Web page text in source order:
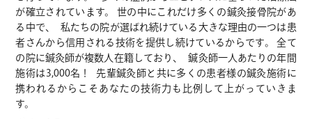
が確立されています。 世の中にこれだけ多くの鍼灸接骨院があ
る中で、 私たちの院が選ばれ続けている大きな理由の一つは患
者さんから信用される技術を提供し続けているからです。 全て
の院に鍼灸師が複数人在籍しており、 鍼灸師一人あたりの年間
施術は3,000名！ 先輩鍼灸師と共に多くの患者様の鍼灸施術に
携われるからこそあなたの技術力も比例して上がっていきま
す。